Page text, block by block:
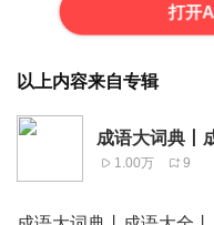
打开
以上内容来自专辑
成语大词典丨
1.00万 9